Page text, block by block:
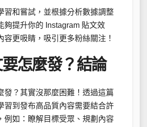
習和嘗試，並根據分析數據調整
夠提升你的 Instagram 貼文效
容更吸睛，吸引更多粉絲關注！
怎麼發？結論
發？其實沒那麼困難！透過這篇
習到發布高品質內容需要結合許
例如：瞭解目標受眾、規劃內容